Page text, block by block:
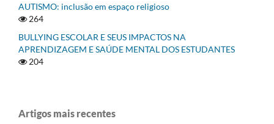
AUTISMO: inclusão em espaço religioso
264
BULLYING ESCOLAR E SEUS IMPACTOS NA
APRENDIZAGEM E SAÚDE MENTAL DOS ESTUDANTES
204
Artigos mais recentes